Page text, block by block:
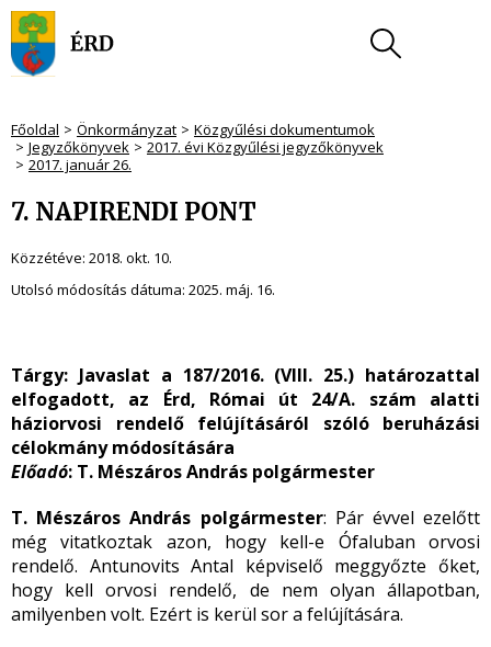
Főoldal Önkormányzat
Közgyűlési dokumentumok
Jegyzőkönyvek
2017. évi Közgyűlési jegyzőkönyvek
2017. január 26.
7. NAPIRENDI PONT
Közzétéve: 2018. okt. 10.
Utolsó módosítás dátuma: 2025. máj. 16.
Tárgy: Javaslat a 187/2016. (VIII. 25.) határozattal
elfogadott, az Érd, Római út 24/A. szám alatti
háziorvosi rendelő felújításáról szóló beruházási
célokmány módosítására
Előadó: T. Mészáros András polgármester
T. Mészáros András polgármester: Pár évvel ezelőtt
még vitatkoztak azon, hogy kell-e Ófaluban orvosi
rendelő. Antunovits Antal képviselő meggyőzte őket,
hogy kell orvosi rendelő, de nem olyan állapotban,
amilyenben volt. Ezért is kerül sor a felújítására.